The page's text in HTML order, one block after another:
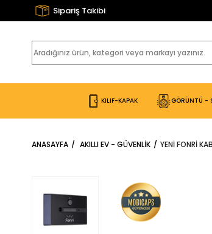
Sipariş Takibi
KILIF-KAPAK GÖRÜNTÜ -
ANASAYFA AKILLI EV - GÜVENLİK YENI FONRI